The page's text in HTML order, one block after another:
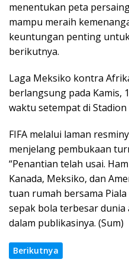
menentukan peta
mampu meraih
keuntungan penting
berikutnya.
Laga Meksiko kontra
berlangsung pada Kamis,
waktu setempat di Stadion
FIFA melalui laman
menjelang pembukaan
“Penantian telah usai.
Kanada, Meksiko, dan
tuan rumah bersama Piala
sepak bola terbesar dunia
dalam publikasinya. (Sum)
Berikutnya